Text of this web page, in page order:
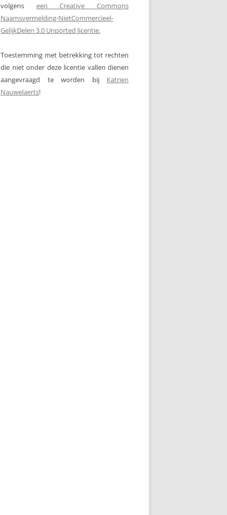
volgens een Creative Commons
Naamsvermelding-NietCommercieel-
GelijkDelen 3.0 Unported licentie.
Toestemming met betrekking tot rechten
die niet onder deze licentie vallen dienen
aangevraagd te worden bij Katrien
Nauwelaerts!